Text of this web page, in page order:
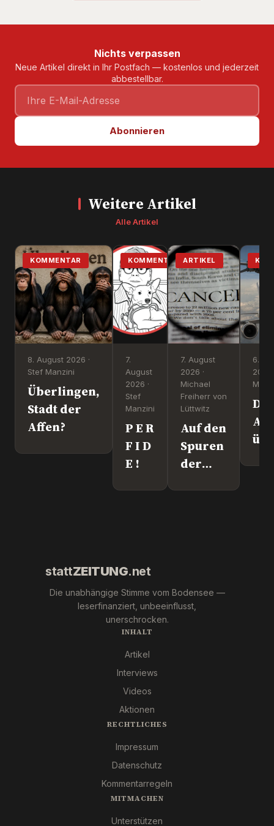
Nichts verpassen
Neue Artikel direkt in Ihr Postfach — kostenlos und jederzeit
abbestellbar.
Abonnieren
Weitere Artikel
Alle Artikel
KOMMENTAR
8. August 2026 ·
Stef Manzini
Überlingen,
Stadt der
Affen?
KOMMENTAR
7.
August
2026 ·
Stef
Manzini
P E R
F I D
E !
ARTIKEL
7. August
2026 ·
Michael
Freiherr von
Lüttwitz
Auf den
Spuren
der
6.
2026
stattZEITUNG.net
Die unabhängige Stimme vom Bodensee —
leserfinanziert, unbeeinflusst,
unerschrocken.
INHALT
Artikel
Interviews
Videos
Aktionen
RECHTLICHES
Impressum
Datenschutz
Kommentarregeln
MITMACHEN
Unterstützen